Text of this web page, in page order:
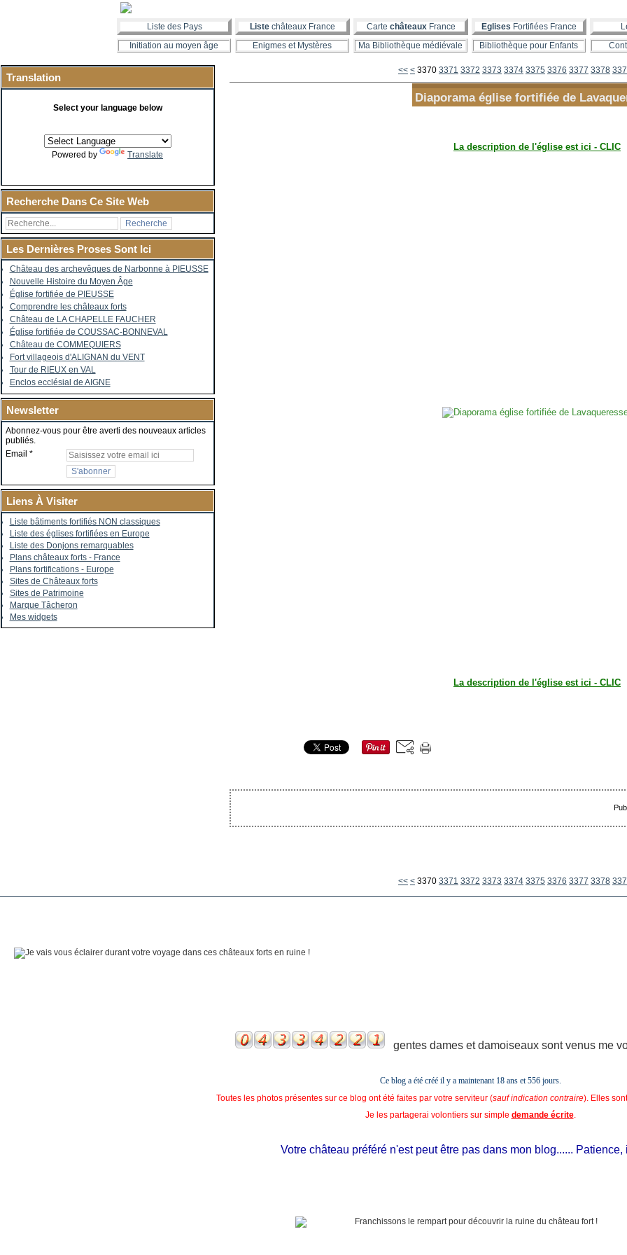
Liste des Pays Liste châteaux France Carte châteauxFrance Eglises Fortifiées France
Initiation au moyen âge
Enigmes et Mystères Ma Bibliothèque médiévale Bibliothèque pour Enfants
Translation
Select your language below
Powered by Translate
Recherche Dans Ce Site Web
Les Dernières Proses Sont Ici
Château des archevêques de Narbonne à PIEUSSE
Nouvelle Histoire du Moyen Âge
Église fortifiée de PIEUSSE
Comprendre les châteaux forts
Château de LA CHAPELLE FAUCHER
Église fortifiée de COUSSAC-BONNEVAL
Château de COMMEQUIERS
Fort villageois d'ALIGNAN du VENT
Tour de RIEUX en VAL
Enclos ecclésial de AIGNE
Newsletter
Abonnez-vous pour être averti des nouveaux articles
publiés.
Email
Liens À Visiter
Liste bâtiments fortifiés NON classiques
Liste des églises fortifiées en Europe
Liste des Donjons remarquables
Plans châteaux forts - France
Plans fortifications - Europe
Sites de Châteaux forts
Sites de Patrimoine
Marque Tâcheron
Mes widgets
<< < 3300
3310
3320
3330
3340
3350
3360
3370 3371 3372 3373 3374 3375 3376 3377 3378
Diaporama église fortifiée de
La description de l'église est ici - CLIC
La description de l'église est ici - CLIC
<< < 3300
3310
3320
3330
3340
3350
3360
3370 3371 3372 3373 3374 3375 3376 3377 3378
gentes dames et damoiseaux sont venus me
Ce blog a été créé il y a maintenant 18 ans et556 jours.
Toutes les photos présentes sur ce blog ont été faites par votre serviteur (sauf indication contraire). Elles
Je les partagerai volontiers sur simple demande écrite.
Votre château préféré n'est peut être pas dans mon blog...... Patience,